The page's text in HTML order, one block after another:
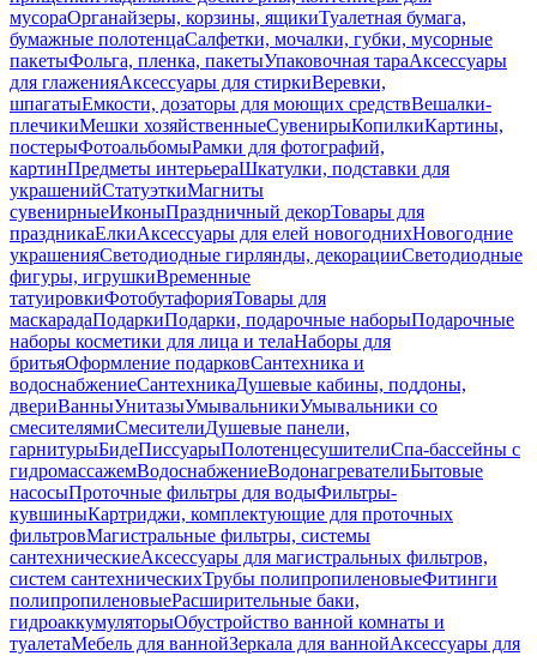
мусораОрганайзеры, корзины, ящикиТуалетная бумага,
бумажные полотенцаСалфетки, мочалки, губки, мусорные
пакетыФольга, пленка, пакетыУпаковочная тараАксессуары
для глаженияАксессуары для стиркиВеревки,
шпагатыЕмкости, дозаторы для моющих средствВешалки-
плечикиМешки хозяйственныеСувенирыКопилкиКартины,
постерыФотоальбомыРамки для фотографий,
картинПредметы интерьераШкатулки, подставки для
украшенийСтатуэткиМагниты
сувенирныеИконыПраздничный декорТовары для
праздникаЕлкиАксессуары для елей новогоднихНовогодние
украшенияСветодиодные гирлянды, декорацииСветодиодные
фигуры, игрушкиВременные
татуировкиФотобутафорияТовары для
маскарадаПодаркиПодарки, подарочные наборыПодарочные
наборы косметики для лица и телаНаборы для
бритьяОформление подарковСантехника и
водоснабжениеСантехникаДушевые кабины, поддоны,
двериВанныУнитазыУмывальникиУмывальники со
смесителямиСмесителиДушевые панели,
гарнитурыБидеПиссуарыПолотенцесушителиСпа-бассейны с
гидромассажемВодоснабжениеВодонагревателиБытовые
насосыПроточные фильтры для водыФильтры-
кувшиныКартриджи, комплектующие для проточных
фильтровМагистральные фильтры, системы
сантехническиеАксессуары для магистральных фильтров,
систем сантехническихТрубы полипропиленовыеФитинги
полипропиленовыеРасширительные баки,
гидроаккумуляторыОбустройство ванной комнаты и
туалетаМебель для ваннойЗеркала для ваннойАксессуары для